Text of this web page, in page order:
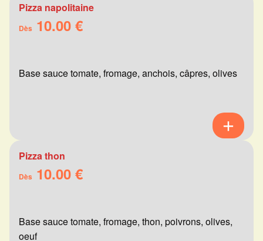
Pizza napolitaine
Dès 10.00 €
Base sauce tomate, fromage, anchois, câpres, olives
Pizza thon
Dès 10.00 €
Base sauce tomate, fromage, thon, poivrons, olives,
oeuf